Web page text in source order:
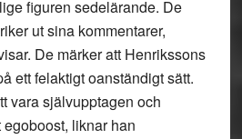
figuren sedelärande. De
ut sina kommentarer,
De märker att Henrikssons
ett felaktigt oanständigt sätt.
vara självupptagen och
liknar han